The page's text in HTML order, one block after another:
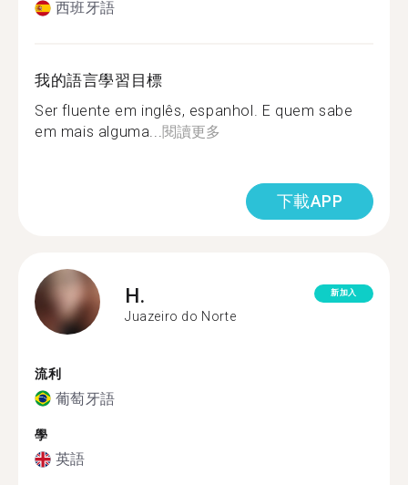
西班牙語
我的語言學習目標
Ser fluente em inglês, espanhol. E quem sabe
em mais alguma...閱讀更多
下載APP
H.
Juazeiro do Norte
新加入
流利
葡萄牙語
學
英語